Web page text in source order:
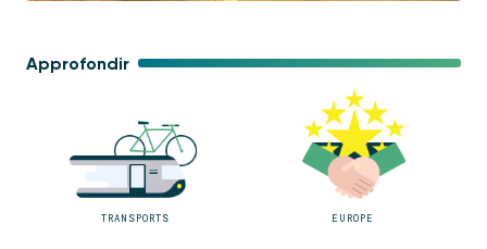
Approfondir
TRANSPORTS EUROPE